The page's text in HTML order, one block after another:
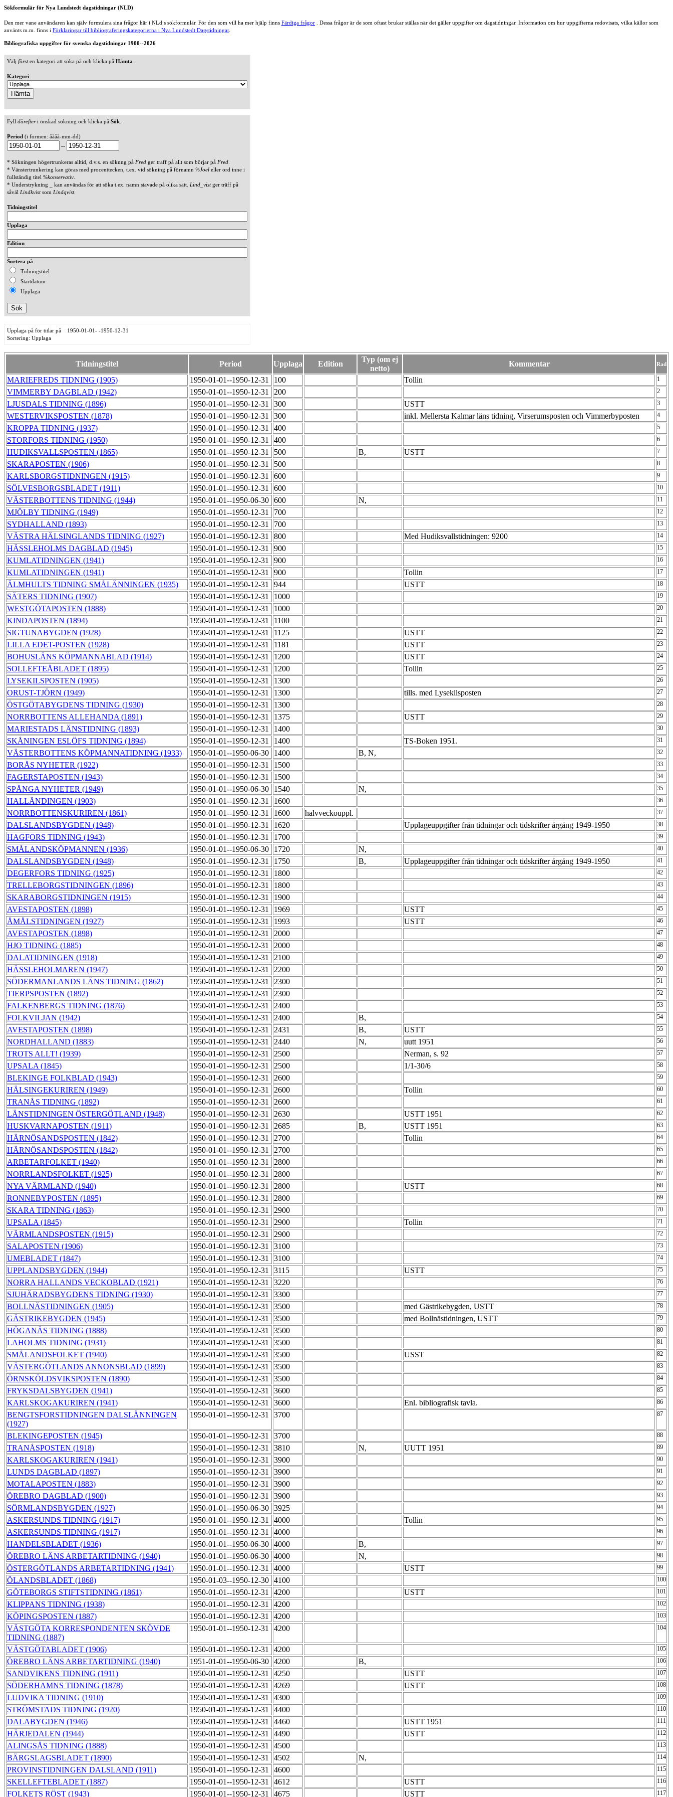
Sökformulär för Nya Lundstedt dagstidningar (NLD)
Den mer vane användaren kan själv formulera sina frågor här i NLd:s sökformulär. För den som vill ha mer hjälp finns Färdiga frågor . Dessa frågor är de som oftast brukar ställas när det gäller uppgifter om dagstidningar. Information om hur uppgifterna redovisats, vilka källor som
använts m.m. finns i Förklaringar till bibliograferingskategorierna i Nya Lundstedt Dagstidningar.
Bibliografiska uppgifter för svenska dagstidningar 1900--2026
Välj försten kategori att söka på och klicka på Hämta
Kategori
Fyll därefteri önskad sökning och klicka på Sök
Period (i formen: åååå-mm-dd)
--
* Sökningen högertrunkeras alltid, d.v.s. en söknng på Fred ger träff på allt som börjar på Fred
* Vänstertrunkering kan göras med procenttecken, t.ex. vid sökning på förnamn %Joel eller ord inne i
fullständig titel %konservativ
* Understrykning _ kan användas för att söka t.ex. namn stavade på olika sätt. Lind_vistger träff på
såväl Lindkvistsom Lindqvist.
Tidningstitel
Upplaga
Edition
Sortera på
Tidningstitel
Startdatum
Upplaga
Upplaga på för titlar på 1950-01-01- -1950-12-31
Sortering: Upplaga
Tidningstitel Period Upplaga Edition
Typ (om ej
netto)
Kommentar Rad
MARIEFREDS TIDNING (1905) 1950-01-01--1950-12-31 100 Tollin 1
VIMMERBY DAGBLAD (1942) 1950-01-01--1950-12-31 200 2
LJUSDALS TIDNING (1896) 1950-01-01--1950-12-31 300 USTT 3
WESTERVIKSPOSTEN (1878) 1950-01-01--1950-12-31 300 inkl. Mellersta Kalmar läns tidning, Virserumsposten och Vimmerbyposten 4
KROPPA TIDNING (1937) 1950-01-01--1950-12-31 400 5
STORFORS TIDNING (1950) 1950-01-01--1950-12-31 400 6
HUDIKSVALLSPOSTEN (1865) 1950-01-01--1950-12-31 500 B, USTT 7
SKARAPOSTEN (1906) 1950-01-01--1950-12-31 500 8
KARLSBORGSTIDNINGEN (1915) 1950-01-01--1950-12-31 600 9
SÖLVESBORGSBLADET (1911) 1950-01-01--1950-12-31 600 10
VÄSTERBOTTENS TIDNING (1944) 1950-01-01--1950-06-30 600 N, 11
MJÖLBY TIDNING (1949) 1950-01-01--1950-12-31 700 12
SYDHALLAND (1893) 1950-01-01--1950-12-31 700 13
VÄSTRA HÄLSINGLANDS TIDNING (1927) 1950-01-01--1950-12-31 800 Med Hudiksvallstidningen: 9200 14
HÄSSLEHOLMS DAGBLAD (1945) 1950-01-01--1950-12-31 900 15
KUMLATIDNINGEN (1941) 1950-01-01--1950-12-31 900 16
KUMLATIDNINGEN (1941) 1950-01-01--1950-12-31 900 Tollin 17
ÄLMHULTS TIDNING SMÅLÄNNINGEN (1935) 1950-01-01--1950-12-31 944 USTT 18
SÄTERS TIDNING (1907) 1950-01-01--1950-12-31 1000 19
WESTGÖTAPOSTEN (1888) 1950-01-01--1950-12-31 1000 20
KINDAPOSTEN (1894) 1950-01-01--1950-12-31 1100 21
SIGTUNABYGDEN (1928) 1950-01-01--1950-12-31 1125 USTT 22
LILLA EDET-POSTEN (1928) 1950-01-01--1950-12-31 1181 USTT 23
BOHUSLÄNS KÖPMANNABLAD (1914) 1950-01-01--1950-12-31 1200 USTT 24
SOLLEFTEÅBLADET (1895) 1950-01-01--1950-12-31 1200 Tollin 25
LYSEKILSPOSTEN (1905) 1950-01-01--1950-12-31 1300 26
ORUST-TJÖRN (1949) 1950-01-01--1950-12-31 1300 tills. med Lysekilsposten 27
ÖSTGÖTABYGDENS TIDNING (1930) 1950-01-01--1950-12-31 1300 28
NORRBOTTENS ALLEHANDA (1891) 1950-01-01--1950-12-31 1375 USTT 29
MARIESTADS LÄNSTIDNING (1893) 1950-01-01--1950-12-31 1400 30
SKÅNINGEN ESLÖFS TIDNING (1894) 1950-01-01--1950-12-31 1400 TS-Boken 1951. 31
VÄSTERBOTTENS KÖPMANNATIDNING (1933) 1950-01-01--1950-06-30 1400 B, N, 32
BORÅS NYHETER (1922) 1950-01-01--1950-12-31 1500 33
FAGERSTAPOSTEN (1943) 1950-01-01--1950-12-31 1500 34
SPÅNGA NYHETER (1949) 1950-01-01--1950-06-30 1540 N, 35
HALLÄNDINGEN (1903) 1950-01-01--1950-12-31 1600 36
NORRBOTTENSKURIREN (1861) 1950-01-01--1950-12-31 1600 halvveckouppl. 37
DALSLANDSBYGDEN (1948) 1950-01-01--1950-12-31 1620 Upplageuppgifter från tidningar och tidskrifter årgång 1949-1950 38
HAGFORS TIDNING (1943) 1950-01-01--1950-12-31 1700 39
SMÅLANDSKÖPMANNEN (1936) 1950-01-01--1950-06-30 1720 N, 40
DALSLANDSBYGDEN (1948) 1950-01-01--1950-12-31 1750 B, Upplageuppgifter från tidningar och tidskrifter årgång 1949-1950 41
DEGERFORS TIDNING (1925) 1950-01-01--1950-12-31 1800 42
TRELLEBORGSTIDNINGEN (1896) 1950-01-01--1950-12-31 1800 43
SKARABORGSTIDNINGEN (1915) 1950-01-01--1950-12-31 1900 44
AVESTAPOSTEN (1898) 1950-01-01--1950-12-31 1969 USTT 45
ÅMÅLSTIDNINGEN (1927) 1950-01-01--1950-12-31 1993 USTT 46
AVESTAPOSTEN (1898) 1950-01-01--1950-12-31 2000 47
HJO TIDNING (1885) 1950-01-01--1950-12-31 2000 48
DALATIDNINGEN (1918) 1950-01-01--1950-12-31 2100 49
HÄSSLEHOLMAREN (1947) 1950-01-01--1950-12-31 2200 50
SÖDERMANLANDS LÄNS TIDNING (1862) 1950-01-01--1950-12-31 2300 51
TIERPSPOSTEN (1892) 1950-01-01--1950-12-31 2300 52
FALKENBERGS TIDNING (1876) 1950-01-01--1950-12-31 2400 53
FOLKVILJAN (1942) 1950-01-01--1950-12-31 2400 B, 54
AVESTAPOSTEN (1898) 1950-01-01--1950-12-31 2431 B, USTT 55
NORDHALLAND (1883) 1950-01-01--1950-12-31 2440 N, uutt 1951 56
TROTS ALLT! (1939) 1950-01-01--1950-12-31 2500 Nerman, s. 92 57
UPSALA (1845) 1950-01-01--1950-12-31 2500 1/1-30/6 58
BLEKINGE FOLKBLAD (1943) 1950-01-01--1950-12-31 2600 59
HÄLSINGEKURIREN (1949) 1950-01-01--1950-12-31 2600 Tollin 60
TRANÅS TIDNING (1892) 1950-01-01--1950-12-31 2600 61
LÄNSTIDNINGEN ÖSTERGÖTLAND (1948) 1950-01-01--1950-12-31 2630 USTT 1951 62
HUSKVARNAPOSTEN (1911) 1950-01-01--1950-12-31 2685 B, USTT 1951 63
HÄRNÖSANDSPOSTEN (1842) 1950-01-01--1950-12-31 2700 Tollin 64
HÄRNÖSANDSPOSTEN (1842) 1950-01-01--1950-12-31 2700 65
ARBETARFOLKET (1940) 1950-01-01--1950-12-31 2800 66
NORRLANDSFOLKET (1925) 1950-01-01--1950-12-31 2800 67
NYA VÄRMLAND (1940) 1950-01-01--1950-12-31 2800 USTT 68
RONNEBYPOSTEN (1895) 1950-01-01--1950-12-31 2800 69
SKARA TIDNING (1863) 1950-01-01--1950-12-31 2900 70
UPSALA (1845) 1950-01-01--1950-12-31 2900 Tollin 71
VÄRMLANDSPOSTEN (1915) 1950-01-01--1950-12-31 2900 72
SALAPOSTEN (1906) 1950-01-01--1950-12-31 3100 73
UMEBLADET (1847) 1950-01-01--1950-12-31 3100 74
UPPLANDSBYGDEN (1944) 1950-01-01--1950-12-31 3115 USTT 75
NORRA HALLANDS VECKOBLAD (1921) 1950-01-01--1950-12-31 3220 76
SJUHÄRADSBYGDENS TIDNING (1930) 1950-01-01--1950-12-31 3300 77
BOLLNÄSTIDNINGEN (1905) 1950-01-01--1950-12-31 3500 med Gästrikebygden, USTT 78
GÄSTRIKEBYGDEN (1945) 1950-01-01--1950-12-31 3500 med Bollnästidningen, USTT 79
HÖGANÄS TIDNING (1888) 1950-01-01--1950-12-31 3500 80
LAHOLMS TIDNING (1931) 1950-01-01--1950-12-31 3500 81
SMÅLANDSFOLKET (1940) 1950-01-01--1950-12-31 3500 USST 82
VÄSTERGÖTLANDS ANNONSBLAD (1899) 1950-01-01--1950-12-31 3500 83
ÖRNSKÖLDSVIKSPOSTEN (1890) 1950-01-01--1950-12-31 3500 84
FRYKSDALSBYGDEN (1941) 1950-01-01--1950-12-31 3600 85
KARLSKOGAKURIREN (1941) 1950-01-01--1950-12-31 3600 Enl. bibliografisk tavla. 86
BENGTSFORSTIDNINGEN DALSLÄNNINGEN
(1927)
1950-01-01--1950-12-31 3700 87
BLEKINGEPOSTEN (1945) 1950-01-01--1950-12-31 3700 88
TRANÅSPOSTEN (1918) 1950-01-01--1950-12-31 3810 N, UUTT 1951 89
KARLSKOGAKURIREN (1941) 1950-01-01--1950-12-31 3900 90
LUNDS DAGBLAD (1897) 1950-01-01--1950-12-31 3900 91
MOTALAPOSTEN (1883) 1950-01-01--1950-12-31 3900 92
ÖREBRO DAGBLAD (1900) 1950-01-01--1950-12-31 3900 93
SÖRMLANDSBYGDEN (1927) 1950-01-01--1950-06-30 3925 94
ASKERSUNDS TIDNING (1917) 1950-01-01--1950-12-31 4000 Tollin 95
ASKERSUNDS TIDNING (1917) 1950-01-01--1950-12-31 4000 96
HANDELSBLADET (1936) 1950-01-01--1950-06-30 4000 B, 97
ÖREBRO LÄNS ARBETARTIDNING (1940) 1950-01-01--1950-06-30 4000 N, 98
ÖSTERGÖTLANDS ARBETARTIDNING (1941) 1950-01-01--1950-12-31 4000 USTT 99
ÖLANDSBLADET (1868) 1950-01-03--1950-12-30 4100 100
GÖTEBORGS STIFTSTIDNING (1861) 1950-01-01--1950-12-31 4200 USTT 101
KLIPPANS TIDNING (1938) 1950-01-01--1950-12-31 4200 102
KÖPINGSPOSTEN (1887) 1950-01-01--1950-12-31 4200 103
VÄSTGÖTA KORRESPONDENTEN SKÖVDE
TIDNING (1887)
1950-01-01--1950-12-31 4200 104
VÄSTGÖTABLADET (1906) 1950-01-01--1950-12-31 4200 105
ÖREBRO LÄNS ARBETARTIDNING (1940) 1951-01-01--1950-06-30 4200 B, 106
SANDVIKENS TIDNING (1911) 1950-01-01--1950-12-31 4250 USTT 107
SÖDERHAMNS TIDNING (1878) 1950-01-01--1950-12-31 4269 USTT 108
LUDVIKA TIDNING (1910) 1950-01-01--1950-12-31 4300 109
STRÖMSTADS TIDNING (1920) 1950-01-01--1950-12-31 4400 110
DALABYGDEN (1946) 1950-01-01--1950-12-31 4460 USTT 1951 111
HÄRJEDALEN (1944) 1950-01-01--1950-12-31 4490 USTT 112
ALINGSÅS TIDNING (1888) 1950-01-01--1950-12-31 4500 113
BÄRGSLAGSBLADET (1890) 1950-01-01--1950-12-31 4502 N, 114
PROVINSTIDNINGEN DALSLAND (1911) 1950-01-01--1950-12-31 4600 115
SKELLEFTEBLADET (1887) 1950-01-01--1950-12-31 4612 USTT 116
FOLKETS RÖST (1943) 1950-01-01--1950-12-31 4675 USTT 117